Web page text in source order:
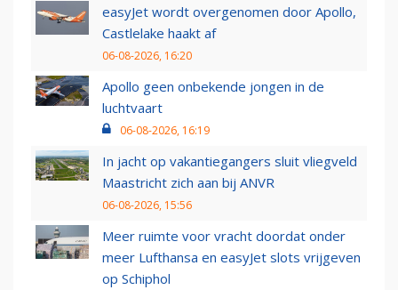
easyJet wordt overgenomen door Apollo,
Castlelake haakt af
06-08-2026, 16:20
Apollo geen onbekende jongen in de
luchtvaart
06-08-2026, 16:19
In jacht op vakantiegangers sluit vliegveld
Maastricht zich aan bij ANVR
06-08-2026, 15:56
Meer ruimte voor vracht doordat onder
meer Lufthansa en easyJet slots vrijgeven
op Schiphol